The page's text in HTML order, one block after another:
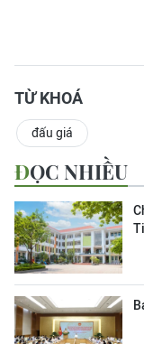
TỪ KHOÁ
đấu giá
ĐỌC NHIỀU